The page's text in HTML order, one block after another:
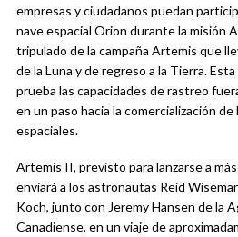
empresas y ciudadanos puedan
nave espacial Orion durante la misión
tripulado de la campaña Artemis que
de la Luna y de regreso a la Tierra.
prueba las capacidades de rastreo
en un paso hacia la comercialización
espaciales.
Artemis II, previsto para lanzarse a
enviará a los astronautas Reid
Koch, junto con Jeremy Hansen de la
Canadiense, en un viaje de